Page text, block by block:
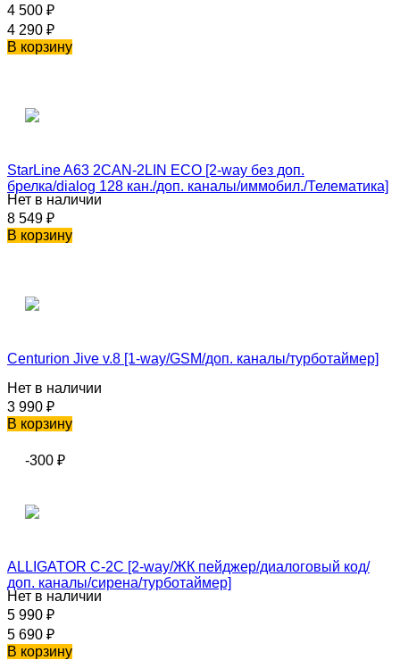
4 500 ₽
4 290 ₽
В корзину
StarLine A63 2CAN-2LIN ECO [2-way без доп.
брелка/dialog 128 кан./доп. каналы/иммобил./Телематика]
Нет в наличии
8 549 ₽
В корзину
Centurion Jive v.8 [1-way/GSM/доп. каналы/турботаймер]
Нет в наличии
3 990 ₽
В корзину
-300 ₽
ALLIGATOR C-2C [2-way/ЖК пейджер/диалоговый код/
доп. каналы/сирена/турботаймер]
Нет в наличии
5 990 ₽
5 690 ₽
В корзину